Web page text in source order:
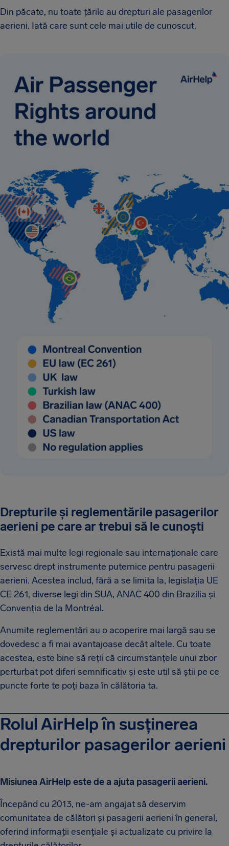
Din păcate, nu toate țările au drepturi ale pasagerilor
aerieni. Iată care sunt cele mai utile de cunoscut.
Drepturile și reglementările pasagerilor
aerieni pe care ar trebui să le cunoști
Există mai multe legi regionale sau internaționale care
servesc drept instrumente puternice pentru pasagerii
aerieni. Acestea includ, fără a se limita la, legislația UE
CE 261, diverse legi din SUA, ANAC 400 din Brazilia și
Convenția de la Montréal.
Anumite reglementări au o acoperire mai largă sau se
dovedesc a fi mai avantajoase decât altele. Cu toate
acestea, este bine să reții că circumstanțele unui zbor
perturbat pot diferi semnificativ și este util să știi pe ce
puncte forte te poți baza în călătoria ta.
Rolul AirHelp în susținerea
drepturilor pasagerilor aerieni
Misiunea AirHelp este de a ajuta pasagerii aerieni.
Începând cu 2013, ne-am angajat să deservim
comunitatea de călători și pasagerii aerieni în general,
oferind informații esențiale și actualizate cu privire la